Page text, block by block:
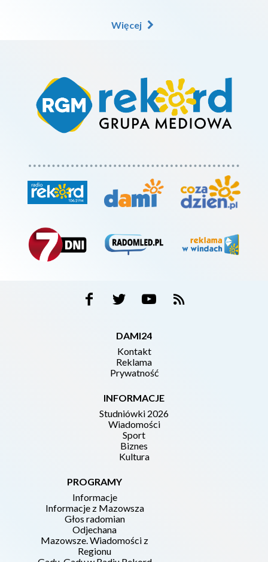
Więcej
DAMI24
Kontakt
Reklama
Prywatność
INFORMACJE
Studniówki 2026
Wiadomości
Sport
Biznes
Kultura
PROGRAMY
Informacje
Informacje z Mazowsza
Głos radomian
Odjechana
Mazowsze. Wiadomości z
Regionu